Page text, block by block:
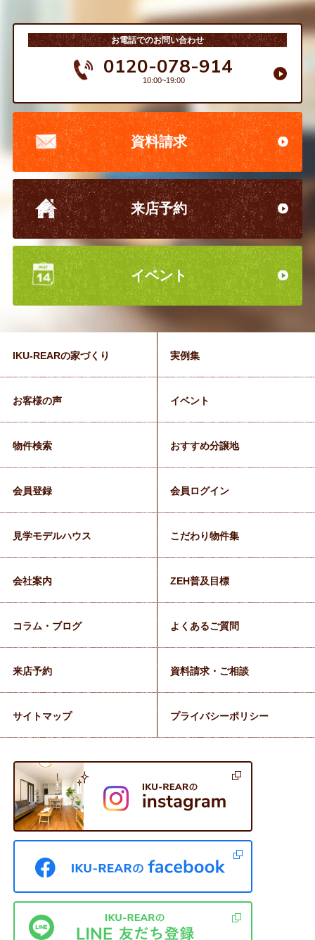
お電話でのお問い合わせ
0120-078-914
10:00~19:00
資料請求
来店予約
イベント
IKU-REARの家づくり 実例集
お客様の声 イベント
物件検索 おすすめ分譲地
会員登録 会員ログイン
見学モデルハウス こだわり物件集
会社案内 ZEH普及目標
コラム・ブログ よくあるご質問
来店予約 資料請求・ご相談
サイトマップ プライバシーポリシー